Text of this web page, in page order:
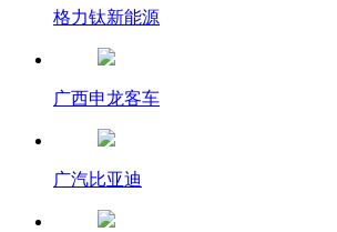
格力钛新能源
广西申龙客车
广汽比亚迪